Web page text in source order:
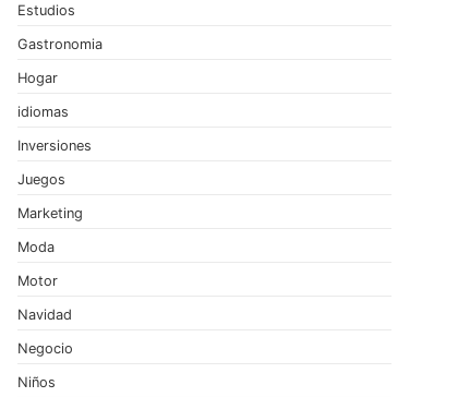
Estudios
Gastronomia
Hogar
idiomas
Inversiones
Juegos
Marketing
Moda
Motor
Navidad
Negocio
Niños